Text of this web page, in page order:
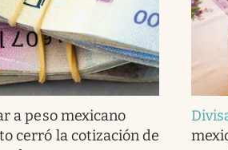
a peso mexicano
cerró la cotización de